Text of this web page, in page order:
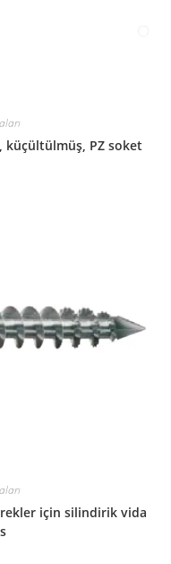
küçültülmüş, PZ soket
için silindirik vida